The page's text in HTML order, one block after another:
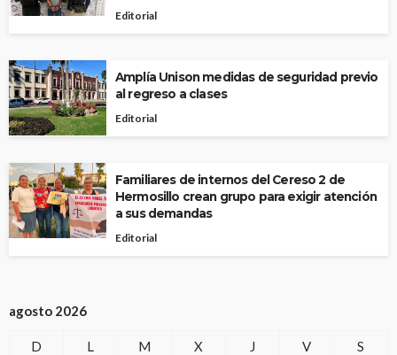
Editorial
Amplía Unison medidas de seguridad previo
al regreso a clases
Editorial
Familiares de internos del Cereso 2 de
Hermosillo crean grupo para exigir atención
a sus demandas
Editorial
agosto 2026
D L M X J V
S